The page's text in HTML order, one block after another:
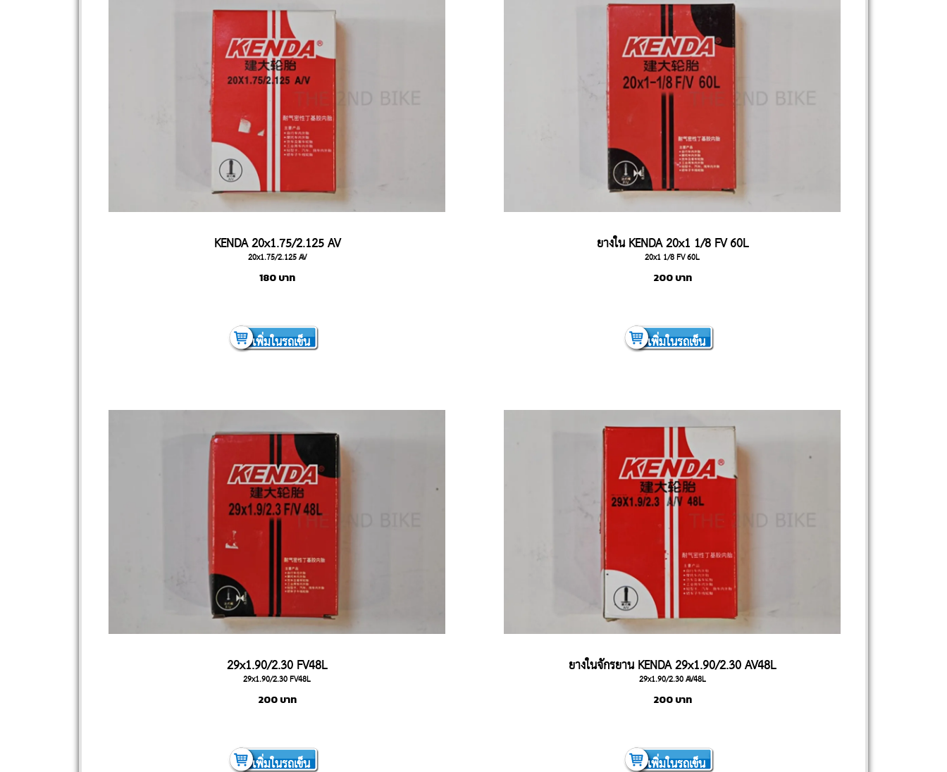
KENDA 20x1.75/2.125 AV
20x1.75/2.125 AV
180 บาท
เพิ่มในรถเข็น
ยางใน KENDA 20x1 1/8 FV 60L
20x1 1/8 FV 60L
200 บาท
เพิ่มในรถเข็น
29x1.90/2.30 FV48L
29x1.90/2.30 FV48L
200 บาท
เพิ่มในรถเข็น
ยางในจักรยาน KENDA 29x1.90/2.30 AV48L
29x1.90/2.30 AV48L
200 บาท
เพิ่มในรถเข็น